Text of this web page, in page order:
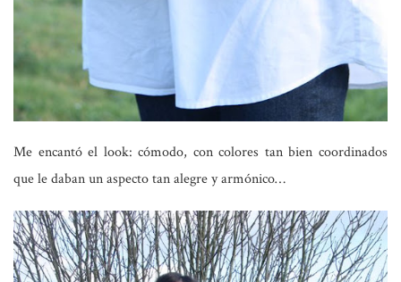
Me encantó el look: cómodo, con colores tan bien coordinados
que le daban un aspecto tan alegre y armónico…